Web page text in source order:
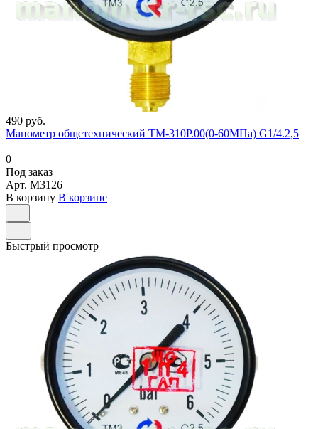
490 руб.
Манометр общетехнический ТМ-310Р.00(0-60МПа) G1/4.2,5
0
Под заказ
Арт. M3126
В корзину В корзине
Быстрый просмотр